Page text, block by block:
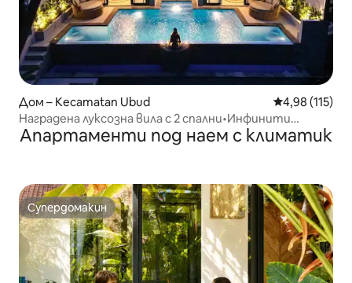
Дом – Kecamatan Ubud Средна
4,98 (115)
Наградена луксозна вила с 2 спални•Инфинити
басейн•Изглед към джунглата
Апартаменти под наем с климатик
Супердомакин
Супердомакин